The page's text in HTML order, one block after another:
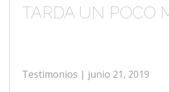
TARDA UN POCO
Testimonios | junio 21, 2019